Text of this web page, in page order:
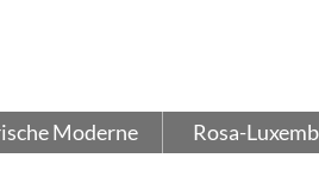
Moderne Rosa-